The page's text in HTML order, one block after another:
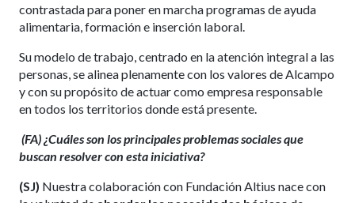
contrastada para poner en marcha programas de ayuda
alimentaria, formación e inserción laboral.
Su modelo de trabajo, centrado en la atención integral a las
personas, se alinea plenamente con los valores de Alcampo
y con su propósito de actuar como empresa responsable
en todos los territorios donde está presente.
(FA)¿Cuáles son los principales problemas sociales que
buscan resolver con esta iniciativa?
(SJ) Nuestra colaboración con Fundación Altius nace con